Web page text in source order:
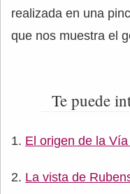
realizada en una
que nos muestra el
Te puede
El origen de la
La vista de